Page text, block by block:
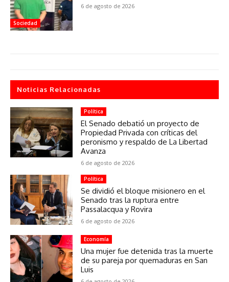
Sociedad
6 de agosto de 2026
Noticias Relacionadas
Política
El Senado debatió un proyecto de
Propiedad Privada con críticas del
peronismo y respaldo de La Libertad
Avanza
6 de agosto de 2026
Política
Se dividió el bloque misionero en el
Senado tras la ruptura entre
Passalacqua y Rovira
6 de agosto de 2026
Economía
Una mujer fue detenida tras la muerte
de su pareja por quemaduras en San
Luis